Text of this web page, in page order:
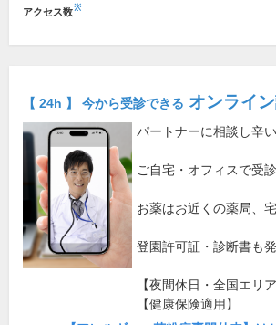
アクセス数※
【 24h 】 今から受診できる オンライ
パートナーに相談し辛
ご自宅・オフィスで受
お薬はお近くの薬局、
登園許可証・診断書も
【夜間休日・全国エリア
【健康保険適用】